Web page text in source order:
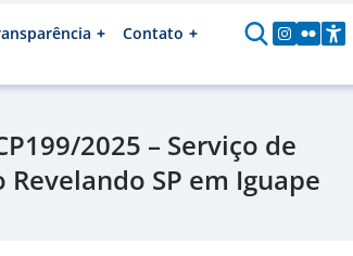
Contato
2025 – Serviço de
SP em Iguape